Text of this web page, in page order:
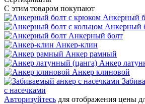
С этим товаром покупают
Анкерный
Анкерный
Анкерный болт
Анкер-клин
Анкер рамный
Анкер
Анкер клиновой
с насечками
Авторизуйтесь для отображения цены